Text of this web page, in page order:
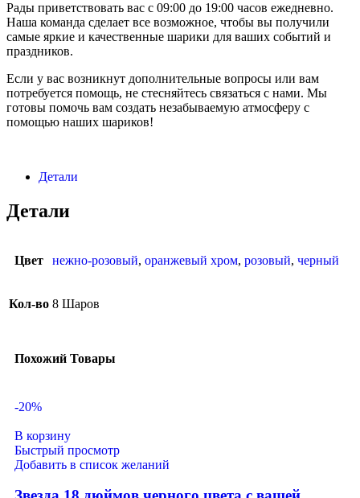
Рады приветствовать вас с 09:00 до 19:00 часов ежедневно.
Наша команда сделает все возможное, чтобы вы получили
самые яркие и качественные шарики для ваших событий и
праздников.
Если у вас возникнут дополнительные вопросы или вам
потребуется помощь, не стесняйтесь связаться с нами. Мы
готовы помочь вам создать незабываемую атмосферу с
помощью наших шариков!
Детали
Детали
Цвет нежно-розовый, оранжевый хром, розовый, черный
Кол-во 8 Шаров
Похожий Товары
-20%
В корзину
Быстрый просмотр
Добавить в список желаний